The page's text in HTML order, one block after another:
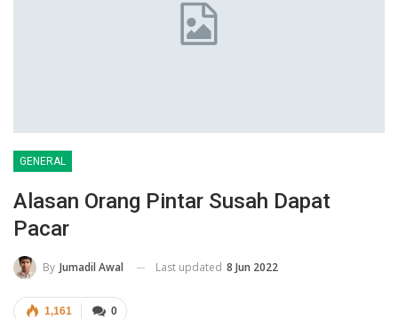
GENERAL
Alasan Orang Pintar Susah Dapat
Pacar
By Jumadil Awal Last updated 8 Jun 2022
0
1,161